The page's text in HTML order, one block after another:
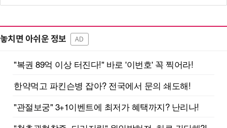
놓치면 아쉬운 정보 AD